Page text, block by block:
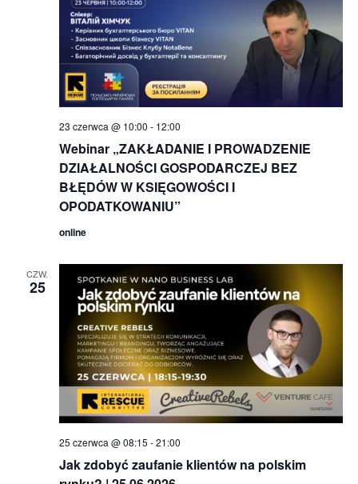
Webinar „ZAKŁADANIE I PROWADZENIE
DZIAŁALNOŚCI GOSPODARCZEJ BEZ
BŁĘDÓW W KSIĘGOWOŚCI I
OPODATKOWANIU”
23 czerwca @ 10:00 - 12:00
online
CZW.
25
Jak zdobyć zaufanie klientów na polskim
25 czerwca @ 08:15 -21:00